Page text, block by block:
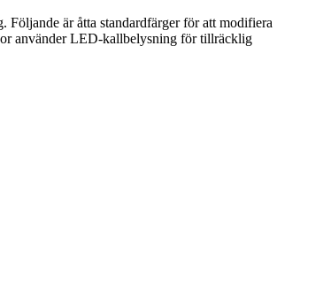
Följande är åtta standardfärger för att modifiera
använder LED-kallbelysning för tillräcklig